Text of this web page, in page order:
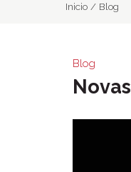
Inicio / Blog
Blog
Novas